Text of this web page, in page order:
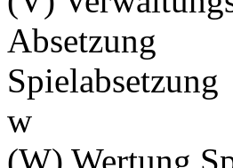
Absetzung
Spielabsetzung
w
(W) Wertung